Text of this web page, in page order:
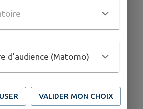
d'audience (Matomo)
VALIDER MON CHOIX